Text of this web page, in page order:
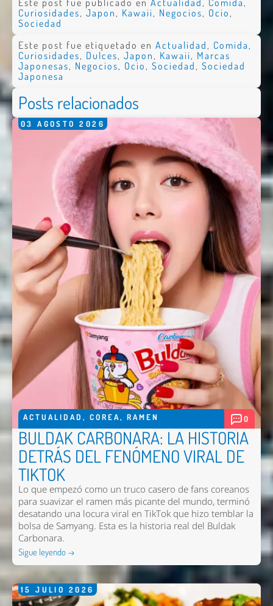
Este post fue publicado en Actualidad , Comida,
Curiosidades, Japon, Kawaii, Negocios, Ocio,
Sociedad
Este post fue etiquetado en Actualidad, Comida,
Curiosidades, Dulces, Japon, Kawaii, Marcas
Japonesas, Negocios, Ocio, Sociedad, Sociedad
Japonesa
Posts relacionados
03 AGOSTO 2026
ACTUALIDAD , COREA, RAMEN 0
BULDAK CARBONARA: LA HISTORIA
DETRÁS DEL FENÓMENO VIRAL DE
TIKTOK
Lo que empezó como un truco casero de fans coreanos
para suavizar el ramen más picante del mundo, terminó
desatando una locura viral en TikTok que hizo temblar la
bolsa de Samyang. Esta es la historia real del Buldak
Carbonara.
Sigue leyendo →
15 JULIO 2026
Nombre *
Email *
Comentario *
Enviar